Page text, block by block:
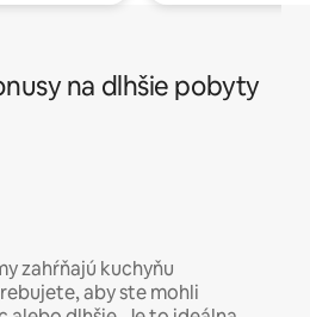
na dlhšie pobyty
zahŕňajú kuchyňu
aby ste mohli